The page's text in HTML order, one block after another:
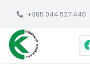
+385 044 527 440